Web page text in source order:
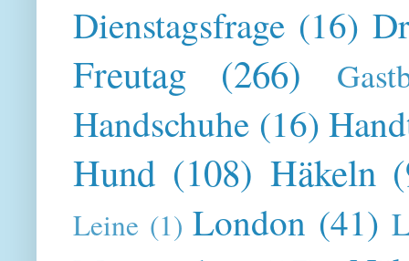
Dienstagsfrage (16)
Freutag (266)
Handschuhe (16)
Hund (108) Häkeln
Leine (1) London (41)